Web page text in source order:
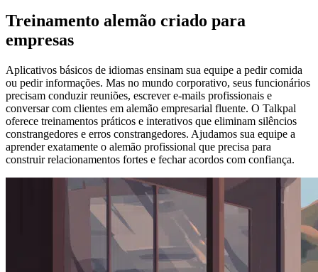
Treinamento alemão criado para
empresas
Aplicativos básicos de idiomas ensinam sua equipe a pedir comida
ou pedir informações. Mas no mundo corporativo, seus funcionários
precisam conduzir reuniões, escrever e-mails profissionais e
conversar com clientes em alemão empresarial fluente. O Talkpal
oferece treinamentos práticos e interativos que eliminam silêncios
constrangedores e erros constrangedores. Ajudamos sua equipe a
aprender exatamente o alemão profissional que precisa para
construir relacionamentos fortes e fechar acordos com confiança.